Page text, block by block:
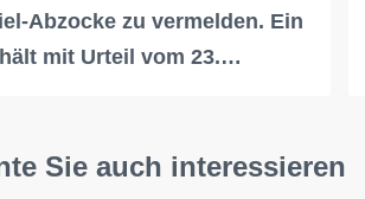
Abzocke zu vermelden. Ein
mit Urteil vom 23.…
Sie auch interessieren